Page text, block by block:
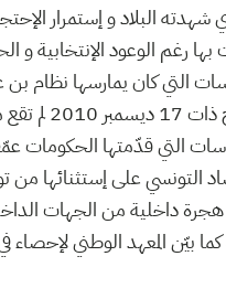
البلاد و إستمرار
بها رغم الوعود الإنتخابية
كان يمارسها نظام بن
التنموي
التي قدّمتها
التونسي على إستثنائها من
داخلية من الجهات
بيّن المعهد الوطني